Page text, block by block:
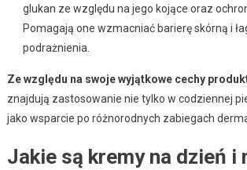
glukan ze względu na jego kojące oraz
Pomagają one wzmacniać barierę skórną i
podrażnienia.
Ze względu na swoje wyjątkowe cechy
znajdują zastosowanie nie tylko w codziennej
jako wsparcie po różnorodnych zabiegach
Jakie są kremy na dzień i